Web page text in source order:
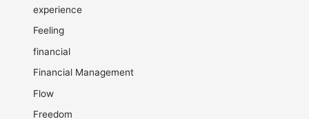
experience
Feeling
financial
Financial Management
Flow
Freedom